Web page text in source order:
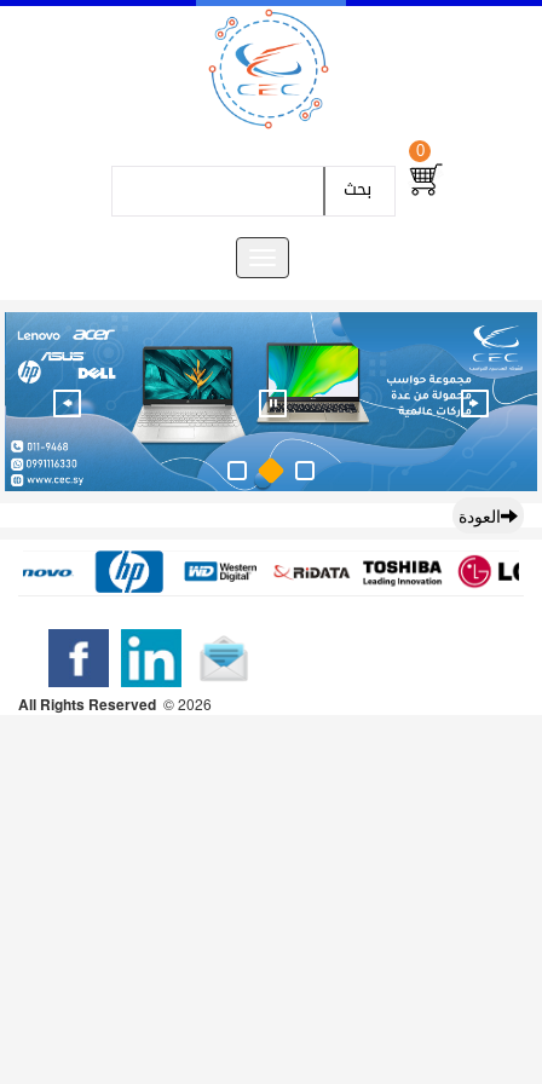
0
بحث
العودة
All Rights Reserved